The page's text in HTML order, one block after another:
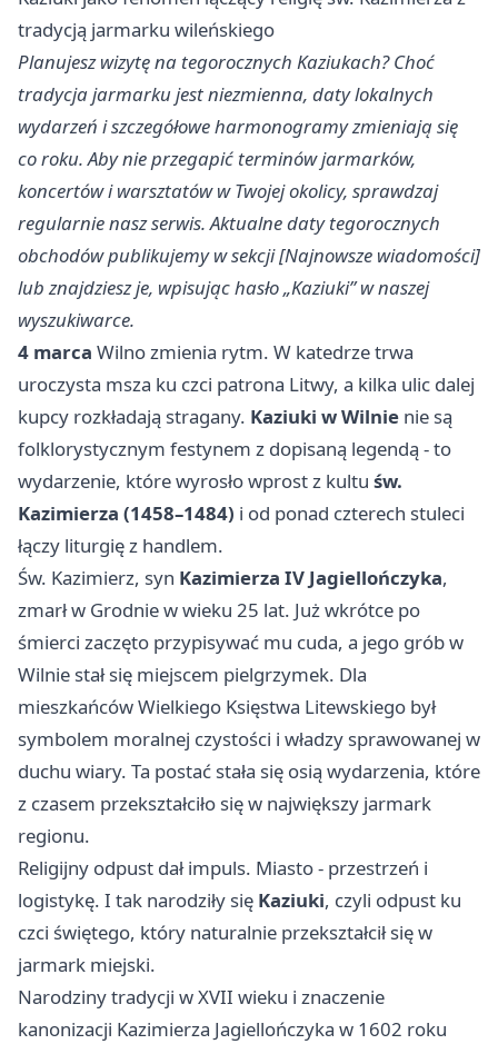
tradycją jarmarku wileńskiego
Planujesz wizytę na tegorocznych Kaziukach? Choć
tradycja jarmarku jest niezmienna, daty lokalnych
wydarzeń i szczegółowe harmonogramy zmieniają się
co roku. Aby nie przegapić terminów jarmarków,
koncertów i warsztatów w Twojej okolicy, sprawdzaj
regularnie nasz serwis. Aktualne daty tegorocznych
obchodów publikujemy w sekcji [Najnowsze wiadomości]
lub znajdziesz je, wpisując hasło „Kaziuki” w naszej
wyszukiwarce.
4 marca Wilno zmienia rytm. W katedrze trwa
uroczysta msza ku czci patrona Litwy, a kilka ulic dalej
kupcy rozkładają stragany. Kaziuki w Wilnie nie są
folklorystycznym festynem z dopisaną legendą - to
wydarzenie, które wyrosło wprost z kultu św.
Kazimierza (1458–1484) i od ponad czterech stuleci
łączy liturgię z handlem.
Św. Kazimierz, syn Kazimierza IV Jagiellończyka,
zmarł w Grodnie w wieku 25 lat. Już wkrótce po
śmierci zaczęto przypisywać mu cuda, a jego grób w
Wilnie stał się miejscem pielgrzymek. Dla
mieszkańców Wielkiego Księstwa Litewskiego był
symbolem moralnej czystości i władzy sprawowanej w
duchu wiary. Ta postać stała się osią wydarzenia, które
z czasem przekształciło się w największy jarmark
regionu.
Religijny odpust dał impuls. Miasto - przestrzeń i
logistykę. I tak narodziły się Kaziuki, czyli odpust ku
czci świętego, który naturalnie przekształcił się w
jarmark miejski.
Narodziny tradycji w XVII wieku i znaczenie
kanonizacji Kazimierza Jagiellończyka w 1602 roku